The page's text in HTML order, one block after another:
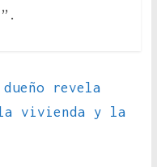
revela
vivienda y la